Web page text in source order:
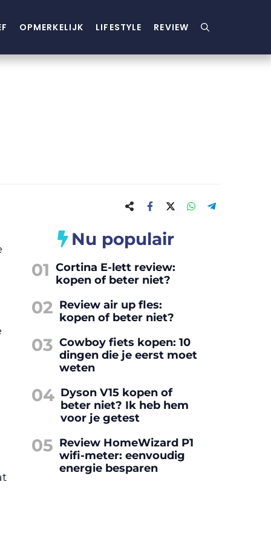
OPMERKELIJK LIFESTYLE REVIEW
Nu populair
01 Cortina E-lett review:
kopen of beter niet?
02 Review air up fles:
kopen of beter niet?
03 Cowboy fiets kopen: 10
dingen die je eerst moet
weten
04 Dyson V15 kopen of
beter niet? Ik heb hem
voor je getest
05 Review HomeWizard P1
wifi-meter: eenvoudig
energie besparen